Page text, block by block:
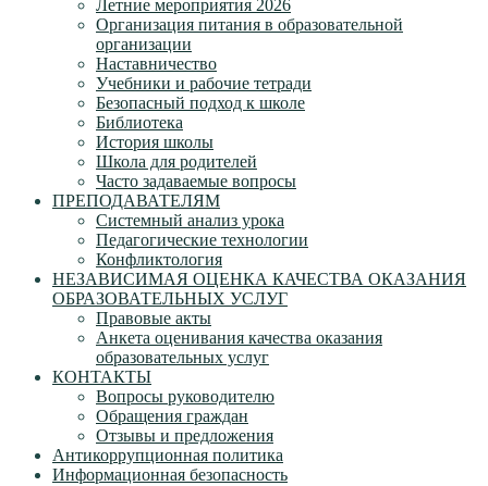
Летние мероприятия 2026
Организация питания в образовательной
организации
Наставничество
Учебники и рабочие тетради
Безопасный подход к школе
Библиотека
История школы
Школа для родителей
Часто задаваемые вопросы
ПРЕПОДАВАТЕЛЯМ
Системный анализ урока
Педагогические технологии
Конфликтология
НЕЗАВИСИМАЯ ОЦЕНКА КАЧЕСТВА ОКАЗАНИЯ
ОБРАЗОВАТЕЛЬНЫХ УСЛУГ
Правовые акты
Анкета оценивания качества оказания
образовательных услуг
КОНТАКТЫ
Вопросы руководителю
Обращения граждан
Отзывы и предложения
Антикоррупционная политика
Информационная безопасность